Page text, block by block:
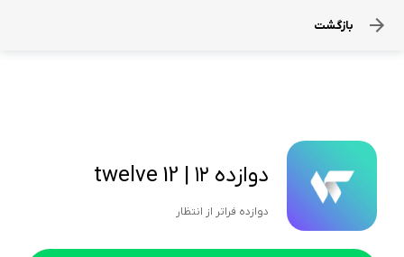
بازگشت
دوازده ۱۲ | twelve 12
دوازده فراتر از انتظار